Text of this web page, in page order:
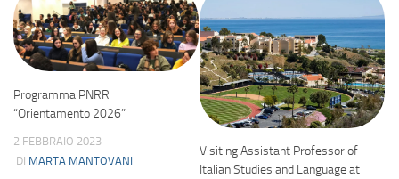
Programma PNRR
“Orientamento 2026”
2 FEBBRAIO 2023
DI MARTA MANTOVANI
Visiting Assistant Professor of
Italian Studies and Language at